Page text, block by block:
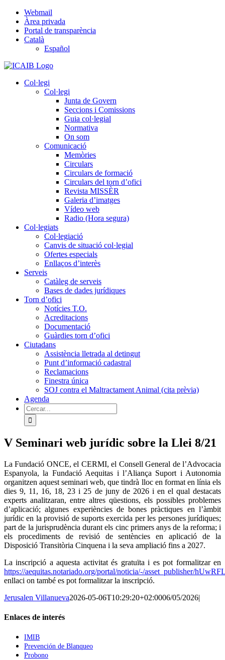
Skip
content
Webmail
Àrea privada
Portal de transparència
Català
Español
Col·legi
Col·legi
Junta de Govern
Seccions i Comissions
Guia col·legial
Normativa
On som
Comunicació
Memòries
Circulars
Circulars de formació
Circulars del torn d’ofici
Revista MISSÈR
Galeria d’imatges
Vídeo web
Radio (Hora segura)
Col·legiats
Col·legiació
Canvis de situació col·legial
Ofertes especials
Enllaços d’interès
Serveis
Catàleg de serveis
Bases de dades jurídiques
Torn d’ofici
Notícies T.O.
Acreditacions
Documentació
Guàrdies torn d’ofici
Ciutadans
Assistència lletrada al detingut
Punt d’informació cadastral
Reclamacions
Finestra única
SOJ contra el Maltractament Animal (cita prèvia)
Agenda
Cerca
…
V Seminari web jurídic sobre la Llei 8/21
La Fundació ONCE, el CERMI, el Consell General de l’Advocacia
Espanyola, la Fundació Aequitas i l’Aliança Suport i Autonomia
organitzen aquest seminari web, que tindrà lloc en format en línia els
dies 9, 11, 16, 18, 23 i 25 de juny de 2026 i en el qual destacats
experts analitzaran, entre altres qüestions, els possibles problemes
d’aplicació; algunes experiències de bones pràctiques en l’àmbit
jurídic en la provisió de suports exercida per les persones jurídiques;
part de la jurisprudència durant els cinc primers anys de la reforma; i
els procediments de revisió de sentències en aplicació de la
Disposició Transitòria Cinquena i la seva ampliació fins a 2027.
La inscripció a aquesta activitat és gratuïta i es pot formalitzar en
https://aequitas.notariado.org/portal/noticia/-/asset_publisher/
enllaci on també es pot formalitzar la inscripció.
Jerusalen Villanueva2026-05-06T10:29:20+02:0006/05/2026|
Enlaces de interés
IMIB
Prevención de Blanqueo
Probono